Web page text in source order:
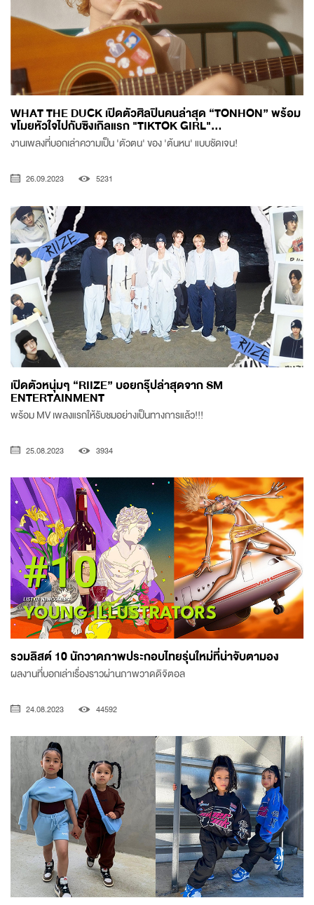
WHAT THE DUCK เปิดตัวศิลปินคนล่าสุด “TONHON” พร้อม
ขโมยหัวใจไปกับซิงเกิลแรก "TIKTOK GIRL"...
งานเพลงที่บอกเล่าความเป็น 'ตัวตน' ของ 'ต้นหน' แบบชัดเจน!
26.09.2023 5231
เปิดตัวหนุ่มๆ “RIIZE” บอยกรุ๊ปล่าสุดจาก SM
ENTERTAINMENT
พร้อม MV เพลงแรกให้รับชมอย่างเป็นทางการแล้ว!!!
25.08.2023 3934
รวมลิสต์ 10 นักวาดภาพประกอบไทยรุ่นใหม่ที่น่าจับตามอง
ผลงานที่บอกเล่าเรื่องราวผ่านภาพวาดดิจิตอล
24.08.2023 44592